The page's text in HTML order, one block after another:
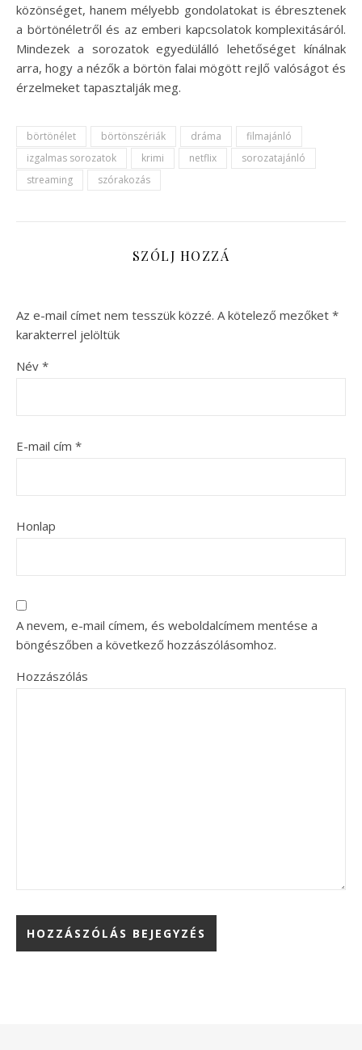
közönséget, hanem mélyebb gondolatokat is ébresztenek
a börtönéletről és az emberi kapcsolatok komplexitásáról.
Mindezek a sorozatok egyedülálló lehetőséget kínálnak
arra, hogy a nézők a börtön falai mögött rejlő valóságot és
érzelmeket tapasztalják meg.
börtönélet börtönszériák dráma
filmajánló
izgalmas sorozatok
krimi netflix
sorozatajánló
streaming
szórakozás
SZÓLJ HOZZÁ
Az e-mail címet nem tesszük közzé. A kötelező mezőket *
karakterrel jelöltük
Név *
E-mail cím *
Honlap
A nevem, e-mail címem, és weboldalcímem mentése a
böngészőben a következő hozzászólásomhoz.
Hozzászólás